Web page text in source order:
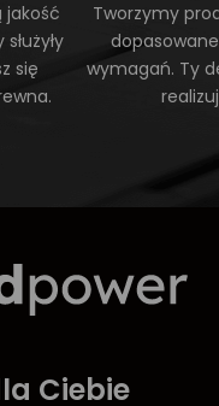
jakość
się
Tworzymy
wymagań. Ty
Ciebie